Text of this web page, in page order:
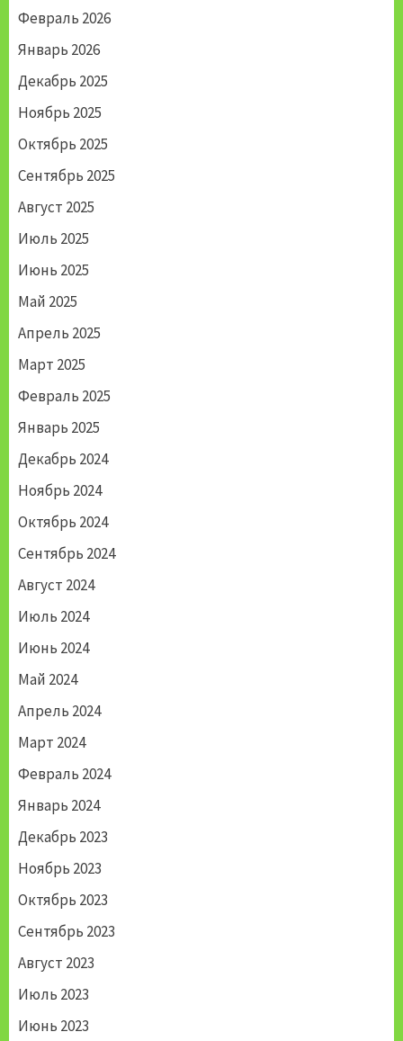
Февраль 2026
Январь 2026
Декабрь 2025
Ноябрь 2025
Октябрь 2025
Сентябрь 2025
Август 2025
Июль 2025
Июнь 2025
Май 2025
Апрель 2025
Март 2025
Февраль 2025
Январь 2025
Декабрь 2024
Ноябрь 2024
Октябрь 2024
Сентябрь 2024
Август 2024
Июль 2024
Июнь 2024
Май 2024
Апрель 2024
Март 2024
Февраль 2024
Январь 2024
Декабрь 2023
Ноябрь 2023
Октябрь 2023
Сентябрь 2023
Август 2023
Июль 2023
Июнь 2023